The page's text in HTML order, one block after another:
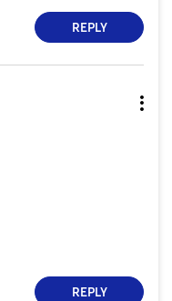
REPLY
REPLY